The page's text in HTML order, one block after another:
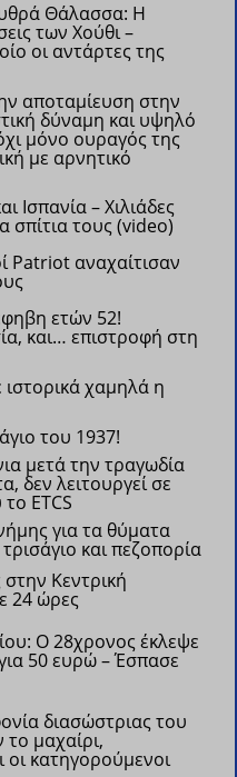
Θάλασσα: Η
των Χούθι –
οι αντάρτες της
αποταμίευση στην
δύναμη και υψηλό
μόνο ουραγός της
με αρνητικό
Ισπανία – Χιλιάδες
σπίτια τους (video)
Patriot αναχαίτισαν
ετών 52!
και… επιστροφή στη
χαμηλά η
του 1937!
μετά την τραγωδία
δεν λειτουργεί σε
ETCS
για τα θύματα
και πεζοπορία
στην Κεντρική
24 ώρες
Ο 28χρονος έκλεψε
50 ευρώ – Έσπασε
διασώστριας του
μαχαίρι,
οι κατηγορούμενοι